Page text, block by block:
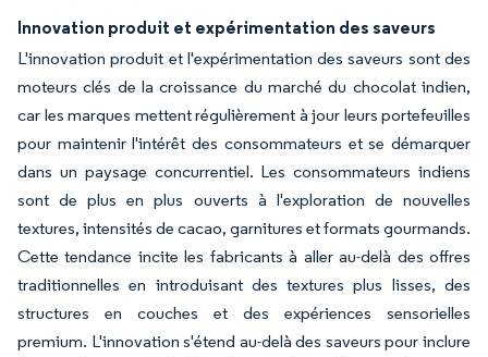
Innovation produit et expérimentation des saveurs
L'innovation produit et l'expérimentation des saveurs sont des
moteurs clés de la croissance du marché du chocolat indien,
car les marques mettent régulièrement à jour leurs portefeuilles
pour maintenir l'intérêt des consommateurs et se démarquer
dans un paysage concurrentiel. Les consommateurs indiens
sont de plus en plus ouverts à l'exploration de nouvelles
textures, intensités de cacao, garnitures et formats gourmands.
Cette tendance incite les fabricants à aller au-delà des offres
traditionnelles en introduisant des textures plus lisses, des
structures en couches et des expériences sensorielles
premium. L'innovation s'étend au-delà des saveurs pour inclure